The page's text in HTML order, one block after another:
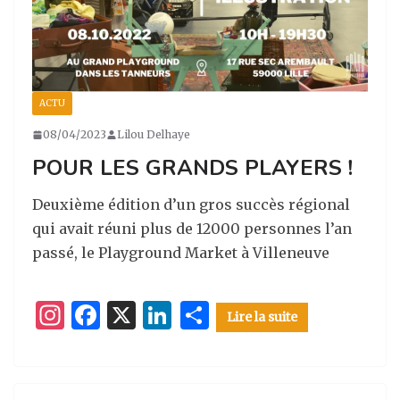
ACTU
08/04/2023 Lilou Delhaye
POUR LES GRANDS PLAYERS !
Deuxième édition d’un gros succès régional
qui avait réuni plus de 12000 personnes l’an
passé, le Playground Market à Villeneuve
I
F
X
Li
ar
Lire la suite